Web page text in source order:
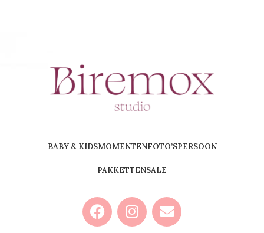
BABY & KIDSMOMENTENFOTO’SPERSOON
PAKKETTENSALE